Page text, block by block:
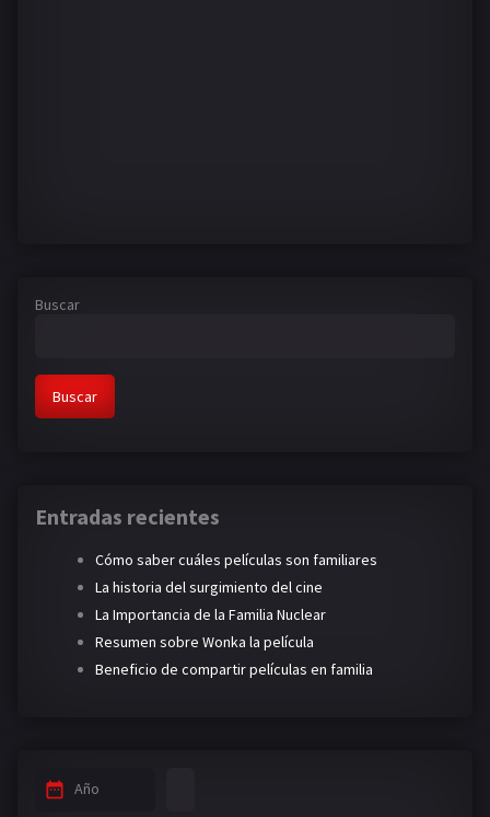
Buscar
Buscar
Entradas recientes
Cómo saber cuáles películas son familiares
La historia del surgimiento del cine
La Importancia de la Familia Nuclear
Resumen sobre Wonka la película
Beneficio de compartir películas en familia
Año